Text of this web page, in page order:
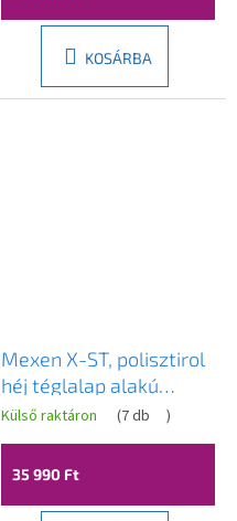
KOSÁRBA
Mexen X-ST, polisztirol
héj téglalap alakú
kádhoz 160-190 x 70-90
cm, fehér, 55021-00
Külső raktáron (7 db )
35 990 Ft